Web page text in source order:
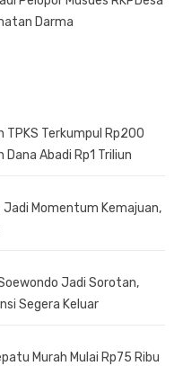
Darma
TPKS Terkumpul Rp200
Dana Abadi Rp1 Triliun
Momentum Kemajuan,
Jadi Sorotan,
Segera Keluar
Murah Mulai Rp75 Ribu